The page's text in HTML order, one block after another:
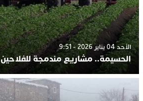
الأحد 04 يناير 2026 - 9:51
الحسيمة.. مشاريع مندمجة للفلاحين